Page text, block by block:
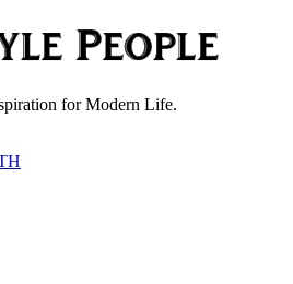
for Modern Life.